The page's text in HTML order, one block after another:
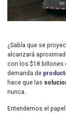
¿Sabía que se
alcanzará
con los $18 billones
demanda de
hace que las
nunca.
Entendemos el